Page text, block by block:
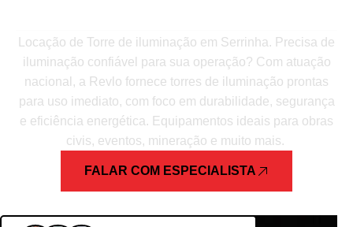
Locação de Torre de iluminação em Serrinha. Precisa de
iluminação confiável para sua operação? Com atuação
nacional, a Revlo fornece torres de iluminação prontas
para uso imediato, com foco em durabilidade, segurança
e eficiência energética. Equipamentos ideais para obras
civis, eventos, mineração e muito mais.
FALAR COM ESPECIALISTA